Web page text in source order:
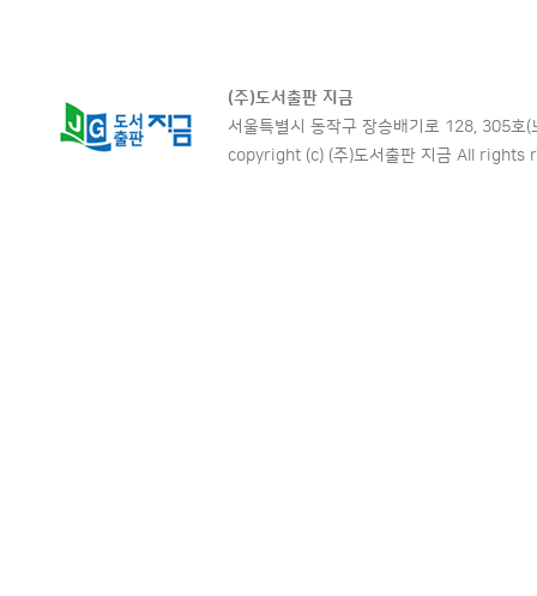
(주)도서출판 지금
서울특별시 동작구 장승배기로 128, 305
copyright (c) (주)도서출판 지금 All rights